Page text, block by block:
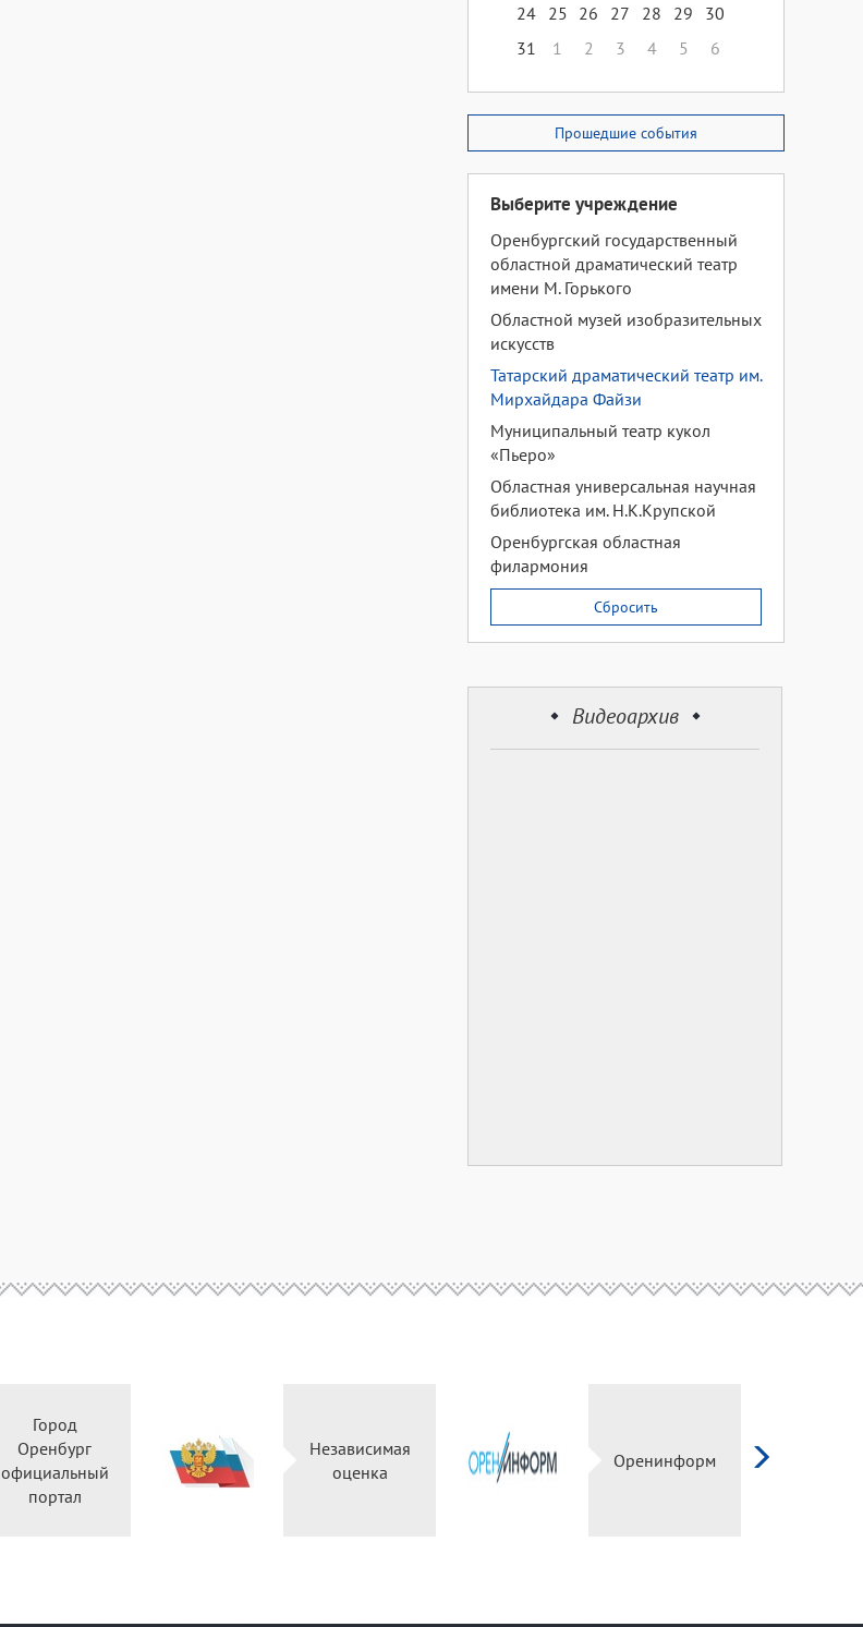
24 25 26 27 28 29
30
31
1 2 3 4 5 6
Прошедшие события
Выберите учреждение
Оренбургский государственный
областной драматический театр
имени М. Горького
Областной музей изобразительных
искусств
Татарский драматический театр им.
Мирхайдара Файзи
Муниципальный театр кукол
«Пьеро»
Областная универсальная научная
библиотека им. Н.К.Крупской
Оренбургская областная
филармония
Сбросить
Видеоархив
Город
Оренбург
официальный
портал
Независимая
оценка
Оренинформ